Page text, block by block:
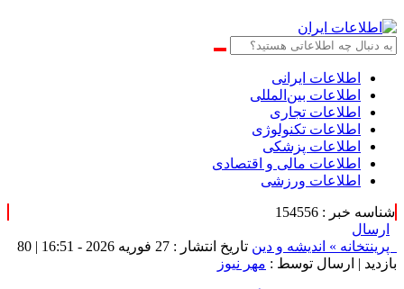
اطلاعات‌ ‎ایرانی
اطلاعات بین‌المللی
اطلاعات تجاری
اطلاعات تکنولوژی
اطلاعات پزشکی
اطلاعات مالی و اقتصادی
اطلاعات ورزشی
شناسه خبر : 154556
ارسال
پرینتخانه » اندیشه و دین تاریخ انتشار : 27 فوریه 2026 - 16:51 |
80
بازدید | ارسال توسط : مهر نیوز